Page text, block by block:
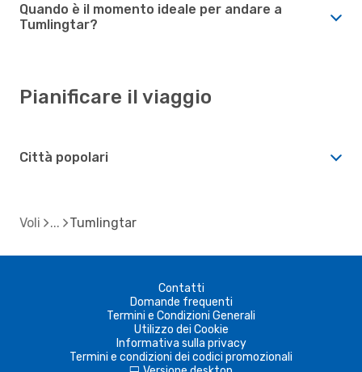
Quando è il momento ideale per andare a
Tumlingtar?
Pianificare il viaggio
Città popolari
Voli Tumlingtar
Contatti
Domande frequenti
Termini e Condizioni Generali
Utilizzo dei Cookie
Informativa sulla privacy
Termini e condizioni dei codici promozionali